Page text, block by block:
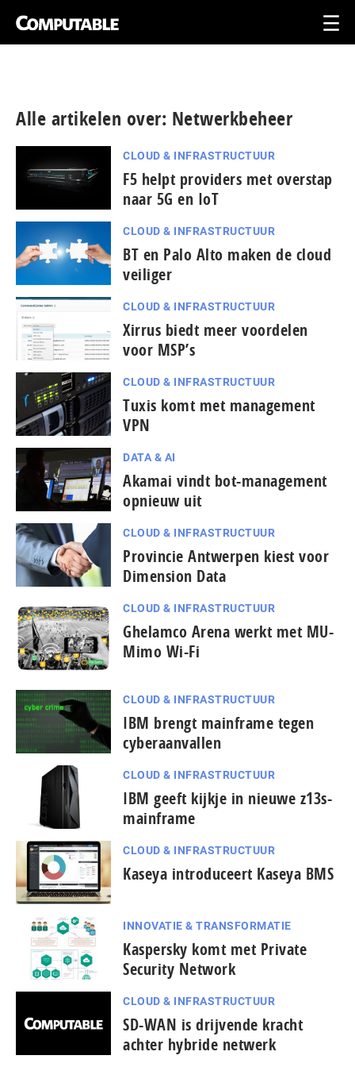
Alle artikelen over: Netwerkbeheer
CLOUD & INFRASTRUCTUUR
F5 helpt providers met overstap
naar 5G en IoT
CLOUD & INFRASTRUCTUUR
BT en Palo Alto maken de cloud
veiliger
CLOUD & INFRASTRUCTUUR
Xirrus biedt meer voordelen
voor MSP’s
CLOUD & INFRASTRUCTUUR
Tuxis komt met management
VPN
DATA & AI
Akamai vindt bot-management
opnieuw uit
CLOUD & INFRASTRUCTUUR
Provincie Antwerpen kiest voor
Dimension Data
CLOUD & INFRASTRUCTUUR
Ghelamco Arena werkt met MU-
Mimo Wi-Fi
CLOUD & INFRASTRUCTUUR
IBM brengt mainframe tegen
cyberaanvallen
CLOUD & INFRASTRUCTUUR
IBM geeft kijkje in nieuwe z13s-
mainframe
CLOUD & INFRASTRUCTUUR
Kaseya introduceert Kaseya BMS
INNOVATIE & TRANSFORMATIE
Kaspersky komt met Private
Security Network
CLOUD & INFRASTRUCTUUR
SD-WAN is drijvende kracht
achter hybride netwerk
de
pagina